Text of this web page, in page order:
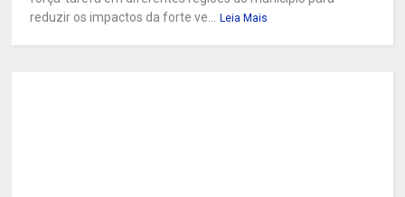
reduzir os impactos da forte ve...
Leia Mais